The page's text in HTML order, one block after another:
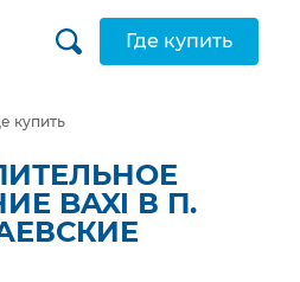
Где купить
купить
BAXI В П.